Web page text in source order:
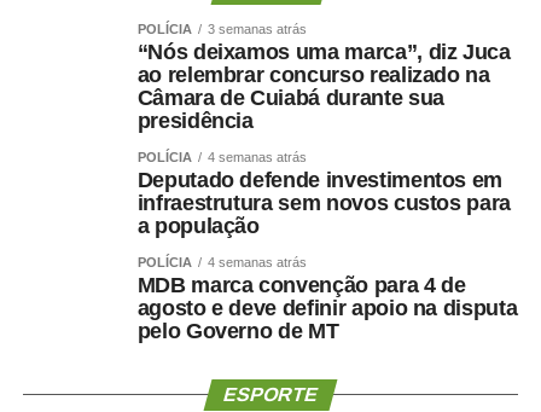
POLÍCIA 3 semanas atrás
“Nós deixamos uma marca”, diz Juca
ao relembrar concurso realizado na
Câmara de Cuiabá durante sua
presidência
POLÍCIA 4 semanas atrás
Deputado defende investimentos em
infraestrutura sem novos custos para
a população
POLÍCIA 4 semanas atrás
MDB marca convenção para 4 de
agosto e deve definir apoio na disputa
pelo Governo de MT
ESPORTE